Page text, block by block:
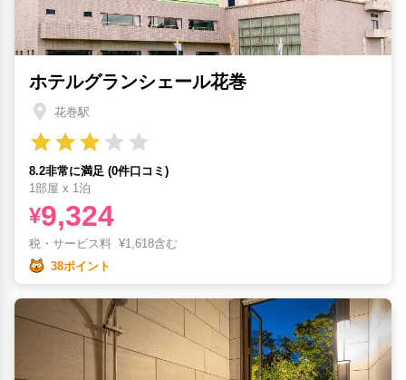
ホテルグランシェール花巻
花巻駅
8.2非常に満足 (0件口コミ)
1部屋 x 1泊
¥9,324
税・サービス料 ¥1,618含む
38ポイント